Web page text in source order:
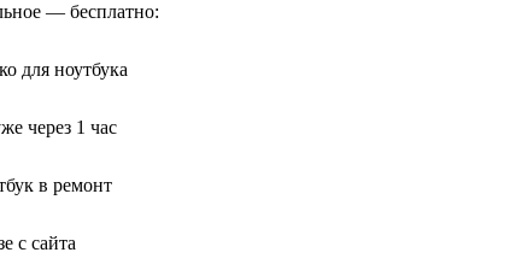
— бесплатно:
для ноутбука
через 1 час
в ремонт
с сайта